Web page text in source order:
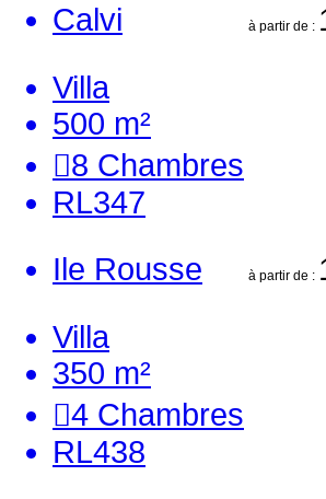
à partir de :
Calvi
Villa
500 m²
8 Chambres
RL347
à partir de :
Ile Rousse
Villa
350 m²
4 Chambres
RL438